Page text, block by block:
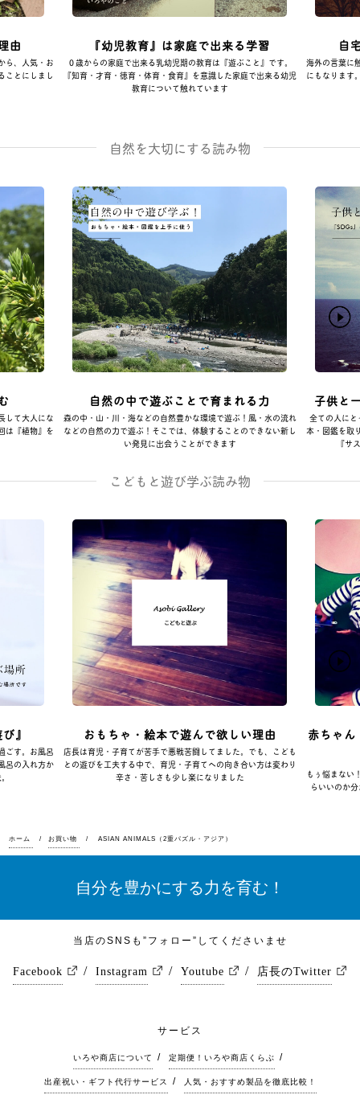
由
ら、人気・お
ことにしまし
『幼児教育』は家庭で出来る学習
０歳からの家庭で出来る乳幼児期の教育は『遊ぶこと』です。
『知育・才育・徳育・体育・食育』を意識した家庭で出来る幼児
教育について触れています
自
海外の言葉に
にもなります
自然を大切にする読み物
して大人にな
は『植物』を
自然の中で遊ぶことで育まれる力
森の中・山・川・海などの自然豊かな環境で遊ぶ！風・水の流れ
などの自然の力で遊ぶ！そこでは、体験することのできない新し
い発見に出会うことができます
子供と
全ての人に
本・図鑑を取
『サ
こどもと遊び学ぶ読み物
』
ごす。お風呂
呂の入れ方か
おもちゃ・絵本で遊んで欲しい理由
店長は育児・子育てが苦手で悪戦苦闘してました。でも、こども
との遊びを工夫する中で、育児・子育てへの向き合い方は変わり
辛さ・苦しさも少し楽になりました
赤ちゃ
もぅ悩まない
らいいのか
ホーム お買い物 ASIAN ANIMALS（2重パズル・アジア）
自分を豊かにする力を育む！
当店のSNSも”フォロー”してくださいませ
Facebook Instagram Youtube 店長のTwitter
サービス
いろや商店について 定期便！いろや商店くらぶ
出産祝い・ギフト代行サービス 人気・おすすめ製品を徹底比較！